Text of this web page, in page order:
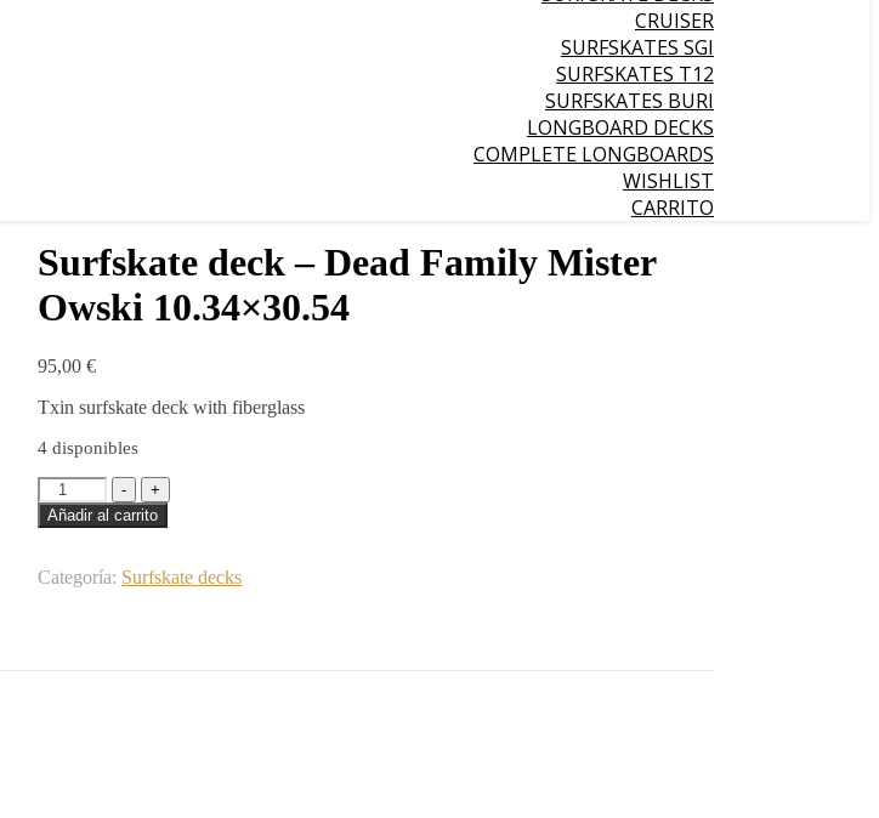
CRUISER
SURFSKATES SGI
SURFSKATES T12
SURFSKATES BURI
LONGBOARD DECKS
COMPLETE LONGBOARDS
WISHLIST
CARRITO
Surfskate deck – Dead Family Mister
Owski 10.34×30.54
95,00€
Txin surfskate deck with fiberglass
4 disponibles
Surfskate
deck
-
Family
-
+
Añadir al carrito
Categoría: Surfskate decks